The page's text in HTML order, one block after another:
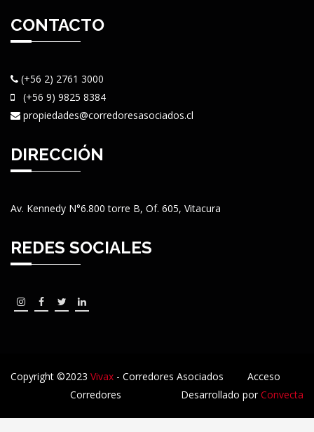
CONTACTO
(+56 2) 2761 3000
(+56 9) 9825 8384
propiedades@corredoresasociados.cl
DIRECCIÓN
Av. Kennedy N°6.800 torre B, Of. 605, Vitacura
REDES SOCIALES
Copyright ©2023 Vivax - Corredores Asociados
Acceso
Corredores
Desarrollado porConvecta